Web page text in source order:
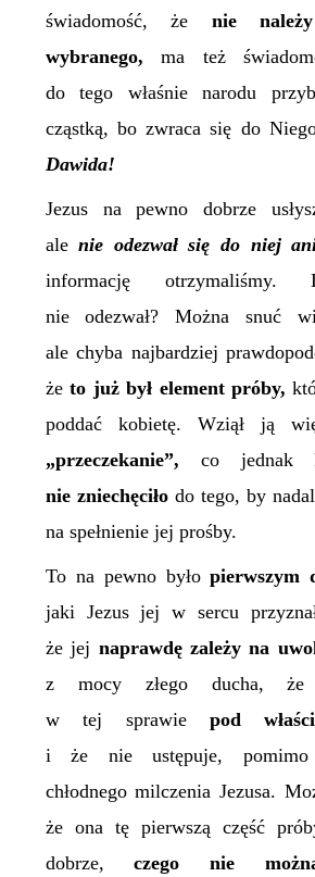
świadomość, że nie
wybranego,ma też
do tego właśnie narodu
cząstką, bo zwraca się do
Dawida!
Jezus na pewno dobrze
alenie odezwał się do niej ani
informację otrzymaliśmy.
nie odezwał? Można snuć
ale chyba najbardziej
żeto już był element próby,
poddać kobietę. Wziął ją
„przeczekanie”, co jednak
nie zniechęciłodo tego, by
na spełnienie jej prośby.
To na pewno byłopierwszym
jaki Jezus jej w sercu
że jej naprawdę zależy na
z mocy złego ducha, że
w tej sprawie pod
i że nie ustępuje, pomimo
chłodnego milczenia Jezusa.
że ona tę pierwszą część
dobrze,czego nie